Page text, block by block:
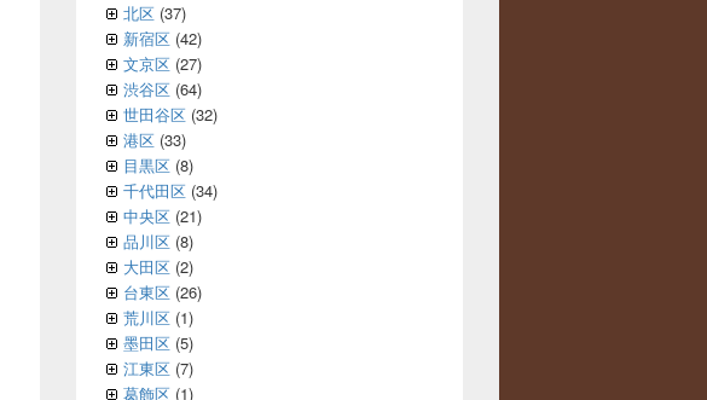
北区 (37)
新宿区 (42)
文京区 (27)
渋谷区 (64)
世田谷区 (32)
港区 (33)
目黒区 (8)
千代田区 (34)
中央区 (21)
品川区 (8)
大田区 (2)
台東区 (26)
荒川区 (1)
墨田区 (5)
江東区 (7)
葛飾区 (1)